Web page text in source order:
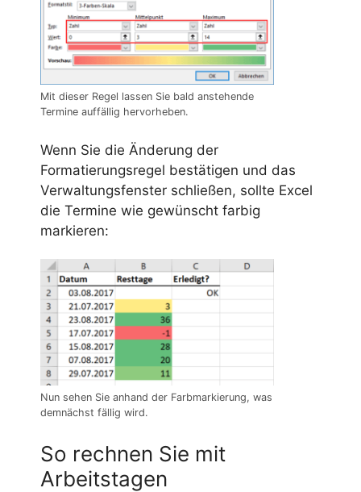
Mit dieser Regel lassen Sie bald anstehende
Termine auffällig hervorheben.
Wenn Sie die Änderung der
Formatierungsregel bestätigen und das
Verwaltungsfenster schließen, sollte Excel
die Termine wie gewünscht farbig
markieren:
Nun sehen Sie anhand der Farbmarkierung, was
demnächst fällig wird.
So rechnen Sie mit
Arbeitstagen